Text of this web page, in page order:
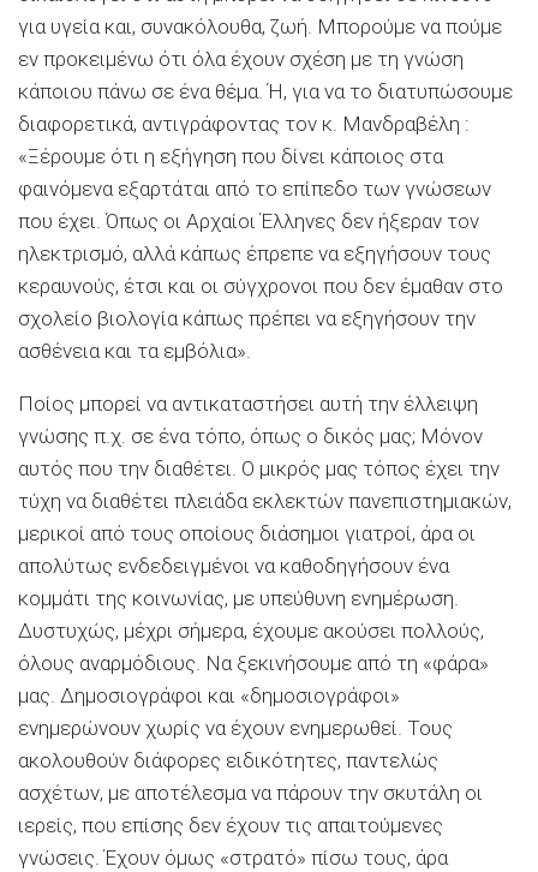
για υγεία και, συνακόλουθα, ζωή. Μπορούμε να πούμε
εν προκειμένω ότι όλα έχουν σχέση με τη γνώση
κάποιου πάνω σε ένα θέμα. Ή, για να το διατυπώσουμε
διαφορετικά, αντιγράφοντας τον κ. Μανδραβέλη :
«Ξέρουμε ότι η εξήγηση που δίνει κάποιος στα
φαινόμενα εξαρτάται από το επίπεδο των γνώσεων
που έχει. Όπως οι Αρχαίοι Έλληνες δεν ήξεραν τον
ηλεκτρισμό, αλλά κάπως έπρεπε να εξηγήσουν τους
κεραυνούς, έτσι και οι σύγχρονοι που δεν έμαθαν στο
σχολείο βιολογία κάπως πρέπει να εξηγήσουν την
ασθένεια και τα εμβόλια».
Ποίος μπορεί να αντικαταστήσει αυτή την έλλειψη
γνώσης π.χ. σε ένα τόπο, όπως ο δικός μας; Μόνον
αυτός που την διαθέτει. Ο μικρός μας τόπος έχει την
τύχη να διαθέτει πλειάδα εκλεκτών πανεπιστημιακών,
μερικοί από τους οποίους διάσημοι γιατροί, άρα οι
απολύτως ενδεδειγμένοι να καθοδηγήσουν ένα
κομμάτι της κοινωνίας, με υπεύθυνη ενημέρωση.
Δυστυχώς, μέχρι σήμερα, έχουμε ακούσει πολλούς,
όλους αναρμόδιους. Να ξεκινήσουμε από τη «φάρα»
μας. Δημοσιογράφοι και «δημοσιογράφοι»
ενημερώνουν χωρίς να έχουν ενημερωθεί. Τους
ακολουθούν διάφορες ειδικότητες, παντελώς
ασχέτων, με αποτέλεσμα να πάρουν την σκυτάλη οι
ιερείς, που επίσης δεν έχουν τις απαιτούμενες
γνώσεις. Έχουν όμως «στρατό» πίσω τους, άρα